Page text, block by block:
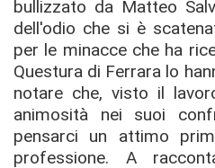
bullizzato da Matteo
dell'odio che si è
per le minacce che ha
Questura di Ferrara lo
notare che, visto il
animosità nei suoi
pensarci un attimo
professione. A